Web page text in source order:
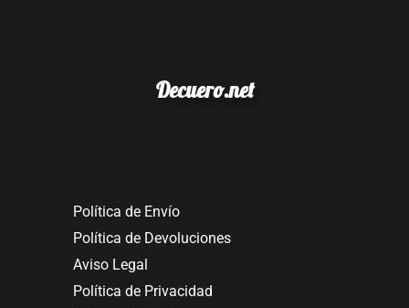
Decuero.net
Política de Envío
Política de Devoluciones
Aviso Legal
Política de Privacidad